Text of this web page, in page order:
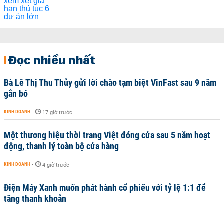
Đọc nhiều nhất
Bà Lê Thị Thu Thủy gửi lời chào tạm biệt VinFast sau 9 năm
gắn bó
KINH DOANH - 17 giờ trước
Một thương hiệu thời trang Việt đóng cửa sau 5 năm hoạt
động, thanh lý toàn bộ cửa hàng
KINH DOANH - 4 giờ trước
Điện Máy Xanh muốn phát hành cổ phiếu với tỷ lệ 1:1 để
tăng thanh khoản